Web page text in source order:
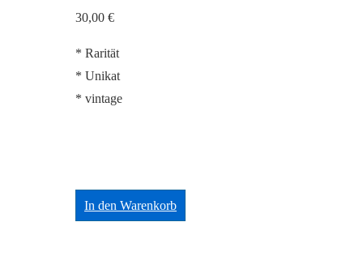
30,00 €
* Rarität
* Unikat
* vintage
In den Warenkorb